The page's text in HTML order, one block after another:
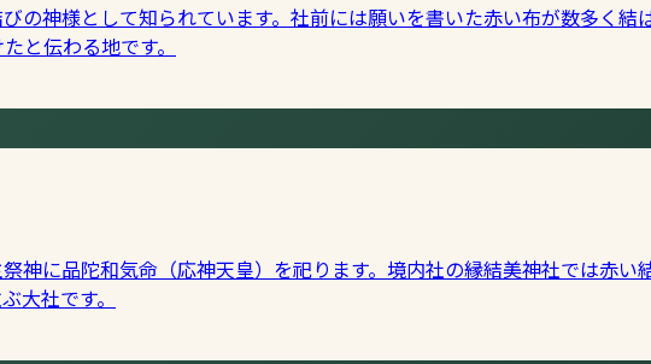
の神様として知られています。社前には願いを書いた赤い布が数多く
と伝わる地です。
神に品陀和気命（応神天皇）を祀ります。境内社の縁結美神社では赤
大社です。